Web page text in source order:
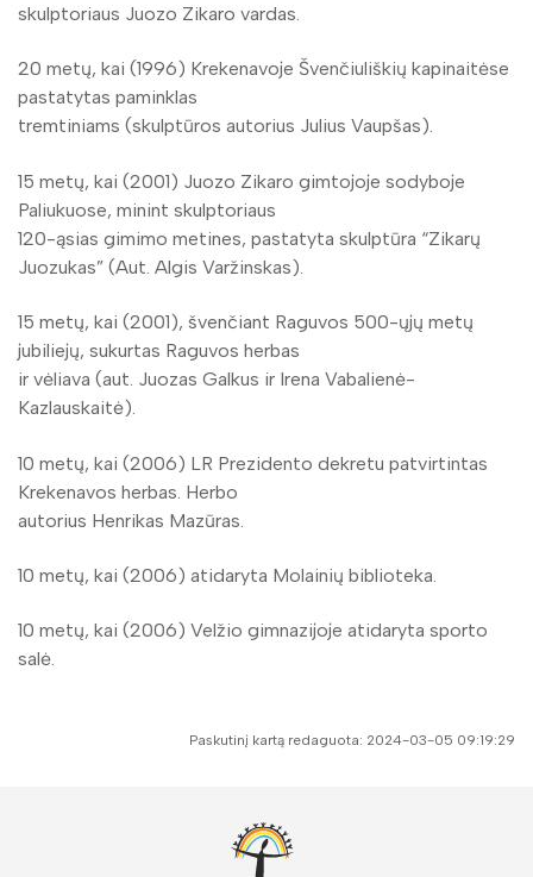
skulptoriaus Juozo Zikaro vardas.
20 metų, kai (1996) Krekenavoje Švenčiuliškių kapinaitėse
pastatytas paminklas
tremtiniams (skulptūros autorius Julius Vaupšas).
15 metų, kai (2001) Juozo Zikaro gimtojoje sodyboje
Paliukuose, minint skulptoriaus
120-ąsias gimimo metines, pastatyta skulptūra “Zikarų
Juozukas” (Aut. Algis Varžinskas).
15 metų, kai (2001), švenčiant Raguvos 500-ųjų metų
jubiliejų, sukurtas Raguvos herbas
ir vėliava (aut. Juozas Galkus ir Irena Vabalienė-
Kazlauskaitė).
10 metų, kai (2006) LR Prezidento dekretu patvirtintas
Krekenavos herbas. Herbo
autorius Henrikas Mazūras.
10 metų, kai (2006) atidaryta Molainių biblioteka.
10 metų, kai (2006) Velžio gimnazijoje atidaryta sporto
salė.
Paskutinį kartą redaguota: 2024-03-05 09:19:29